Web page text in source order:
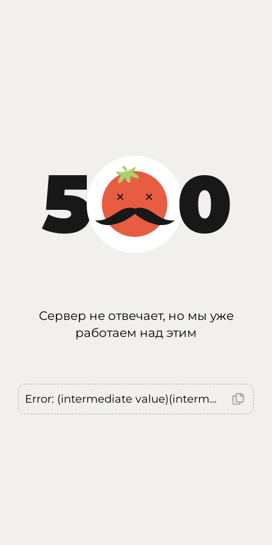
Сервер не отвечает, но мы уже
работаем над этим
Error: (intermediate value)(intermediate value)(intermediate value).replaceAll is not a function